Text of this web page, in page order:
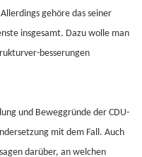
gehöre das seiner
insgesamt. Dazu wolle man
besserungen
und Beweggründe der CDU-
mit dem Fall. Auch
darüber, an welchen